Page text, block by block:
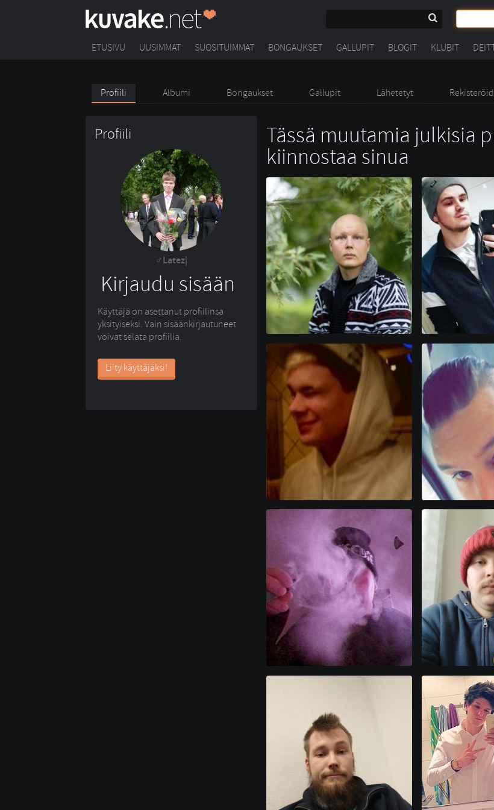
ETUSIVU UUSIMMAT SUOSITUIMMAT BONGAUKSET GALLUPIT BLOGIT KLUBIT
Profiili Albumi Bongaukset Gallupit Lähetetyt
Profiili
Latez|
Kirjaudu sisään
Käyttäjä on asettanut profiilinsa
yksityiseksi. Vain sisäänkirjautuneet
voivat selata profiilia.
Liity käyttäjäksi!
Tässä muutamia julkisia
kiinnostaa sinua